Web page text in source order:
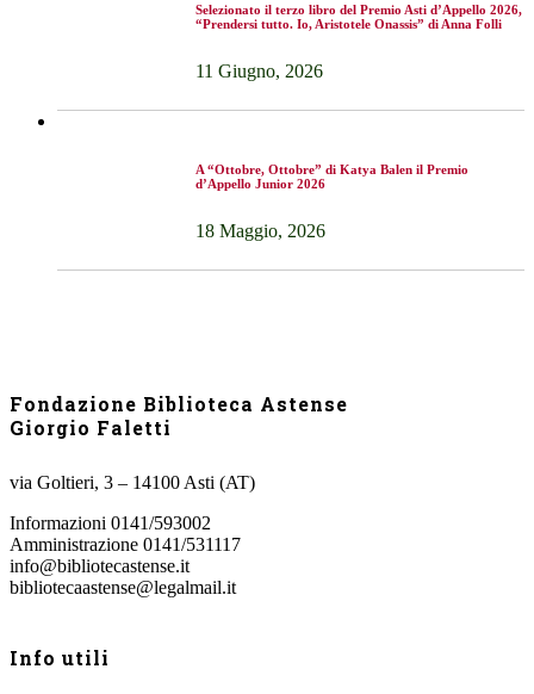
Selezionato il terzo libro del Premio Asti d’Appello 2026,
“Prendersi tutto. Io, Aristotele Onassis” di Anna Folli
11 Giugno, 2026
A “Ottobre, Ottobre” di Katya Balen il Premio
d’Appello Junior 2026
18 Maggio, 2026
Fondazione Biblioteca Astense
Giorgio Faletti
via Goltieri, 3 – 14100 Asti (AT)
Informazioni 0141/593002
Amministrazione 0141/531117
info@bibliotecastense.it
bibliotecaastense@legalmail.it
Info utili